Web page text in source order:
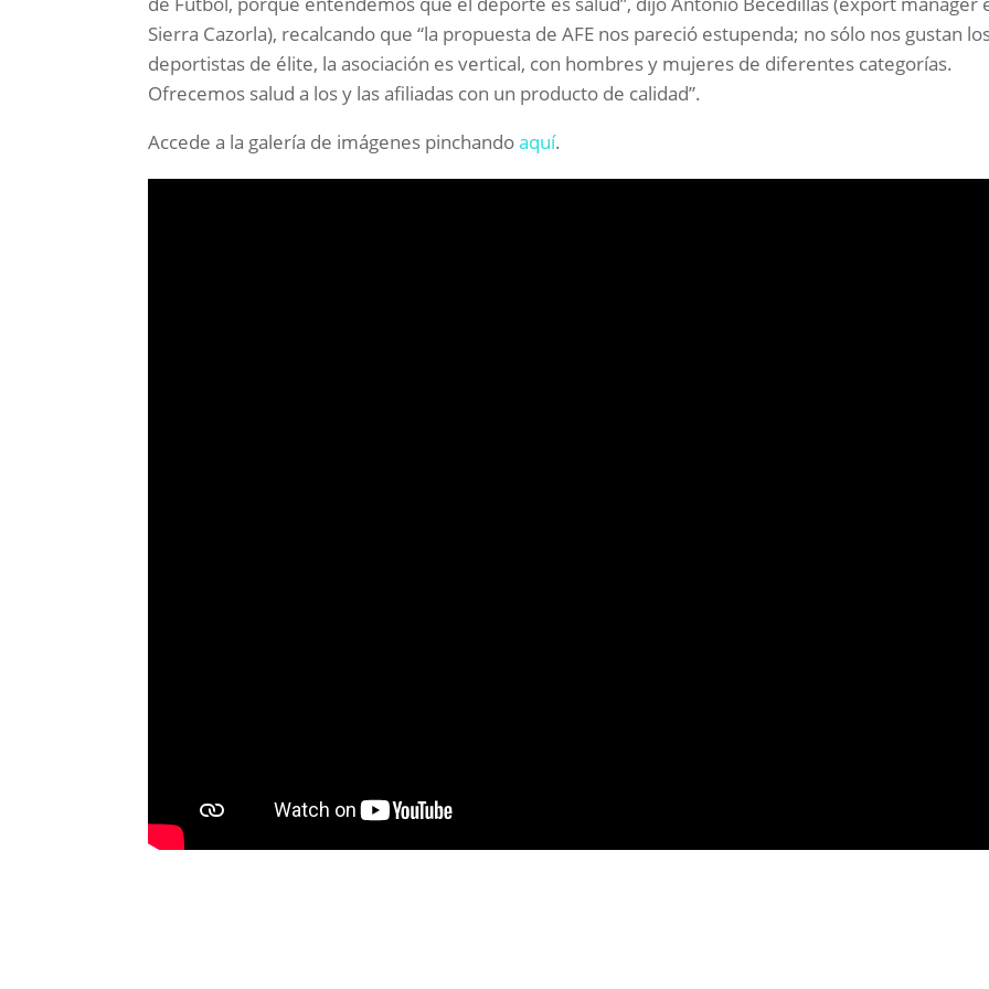
Sierra Cazorla), recalcando que “la propuesta de AFE nos pareció estupenda; no sólo nos gustan
deportistas de élite, la asociación es vertical, con hombres y mujeres de diferentes categorías.
Ofrecemos salud a los y las afiliadas con un producto de calidad”.
Accede a la galería de imágenes pinchandoaquí.